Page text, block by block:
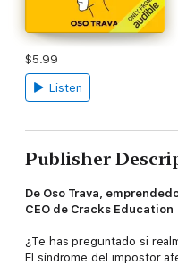
$5.99
Listen
Publisher
De Oso Trava,
CEO de Cracks Education
¿Te has preguntado si
El síndrome del impostor